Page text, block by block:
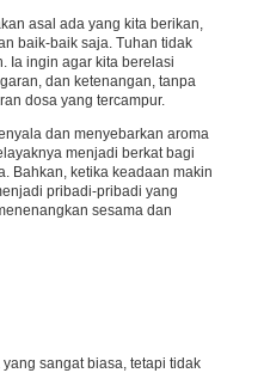
asal ada yang kita berikan,
baik-baik saja. Tuhan tidak
Ia ingin agar kita berelasi
dan ketenangan, tanpa
dosa yang tercampur.
dan menyebarkan aroma
menjadi berkat bagi
Bahkan, ketika keadaan makin
pribadi-pribadi yang
sesama dan
sangat biasa, tetapi tidak